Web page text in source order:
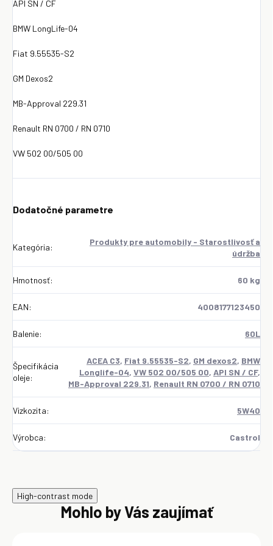
API SN / CF
BMW LongLife-04
Fiat 9.55535-S2
GM Dexos2
MB-Approval 229.31
Renault RN 0700 / RN 0710
VW 502 00/505 00
Dodatočné parametre
Kategória:
Produkty pre automobily - Starostlivosť a
údržba
Hmotnosť: 60 kg
EAN: 4008177123450
Balenie: 60L
Špecifikácia
oleje:
ACEA C3, Fiat 9.55535-S2, GM dexos2, BMW
Longlife-04, VW 502 00/505 00, API SN / CF,
MB-Approval 229.31, Renault RN 0700 / RN 0710
Vizkozita: 5W40
Výrobca: Castrol
High-contrast mode
Mohlo by Vás zaujímať